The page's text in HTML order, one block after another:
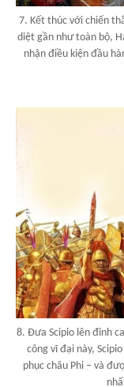
7. Kết thúc với chiến
diệt gần như toàn bộ,
nhận điều kiện đầu
8. Đưa Scipio lên đỉnh
công vĩ đại này,
phục châu Phi – và